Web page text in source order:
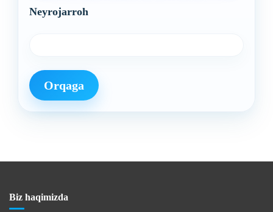
Neyrojarroh
Orqaga
Biz haqimizda